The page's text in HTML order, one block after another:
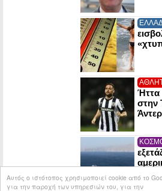
Αυτός ο ιστότοπος χρησιμοποιεί cookie από το
για την παροχή των υπηρεσιών του, για την
Ήττα
στην